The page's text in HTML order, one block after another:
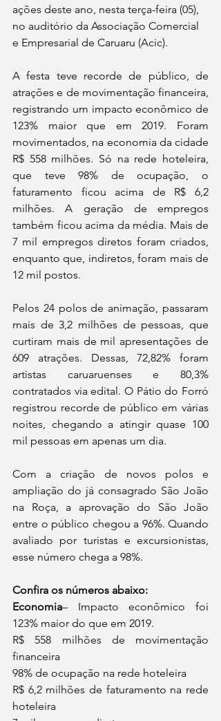
ações deste ano, nesta terça-feira (05),
no auditório da Associação Comercial
e Empresarial de Caruaru (Acic).
A festa teve recorde de público, de
atrações e de movimentação financeira,
registrando um impacto econômico de
123% maior que em 2019. Foram
movimentados, na economia da cidade
R$ 558 milhões. Só na rede hoteleira,
que teve 98% de ocupação, o
faturamento ficou acima de R$ 6,2
milhões. A geração de empregos
também ficou acima da média. Mais de
7 mil empregos diretos foram criados,
enquanto que, indiretos, foram mais de
12 mil postos.
Pelos 24 polos de animação, passaram
mais de 3,2 milhões de pessoas, que
curtiram mais de mil apresentações de
609 atrações. Dessas, 72,82% foram
artistas caruaruenses e 80,3%
contratados via edital. O Pátio do Forró
registrou recorde de público em várias
noites, chegando a atingir quase 100
mil pessoas em apenas um dia.
Com a criação de novos polos e
ampliação do já consagrado São João
na Roça, a aprovação do São João
entre o público chegou a 96%. Quando
avaliado por turistas e excursionistas,
esse número chega a 98%.
Confira os números abaixo:
Economia– Impacto econômico foi
123% maior do que em 2019.
R$ 558 milhões de movimentação
financeira
98% de ocupação na rede hoteleira
R$ 6,2 milhões de faturamento na rede
hoteleira